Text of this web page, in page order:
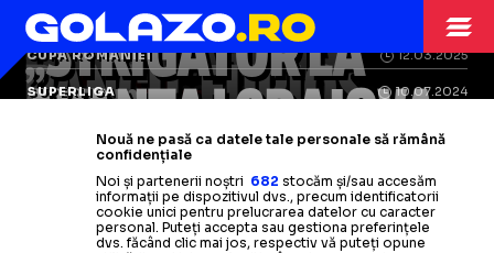
PROGRAMARE
AUDIENȚĂ”
Protestuldinamoviștilor la
meciul cu CFR Cluj: doar 180 de
fani prezenți în peluza oaspete
Citește mai mult
CLASICO
Data și orapentru meciul
Barcelona-Real Madrid, care
poate decide titlul în La Liga
Citește mai mult
BAT PE ARENĂ!
Probleme maricu programările:
primăria nu permite două meciuri
în 24h, cum a decis LPF. Ce
urmează
SUPERLIGA 04.02
PANCU, FURIOS
Antrenorul lui CFR Cluj,enervat:
„Nici dacă făcea Gigi Corsicanu'
programările...”
„STRIGĂTOR LA
CER!”
Dinamoviștii se revoltădupă
programareaderby-uluicu Rapid:
„Al patrulea meci la rând luni
CUPA ROMANIEI 12.03.2025
AVANTAJ CRAIOVA
Oltenii audouă zile în plusde
odihnă înaintea duelului cu CFR
Cluj, din „sferturile” Cupei: „Ce aș
SUPERLIGA 10.07.2024
PROGRAM LIGA 1
CFR Cluj-Universitatea Craiova
se joacă între meciurile celor două
Nouă ne pasă ca datele tale personale să rămână
confidențiale
Noi și partenerii noștri 682 stocăm și/sau accesăm
informații pe dispozitivul dvs., precum identificatorii
cookie unici pentru prelucrarea datelor cu caracter
personal. Puteți accepta sau gestiona preferințele
dvs. făcând clic mai jos, respectiv vă puteți opune